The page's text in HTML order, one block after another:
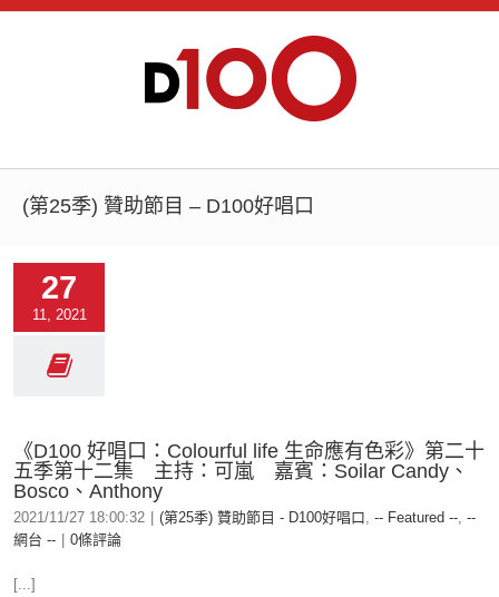
(第25季) 贊助節目 – D100好唱口
27
11, 2021
《D100 好唱口：Colourful life 生命應有色彩》第二十
五季第十二集 主持：可嵐 嘉賓：Soilar Candy、
Bosco、Anthony
2021/11/27 18:00:32 (第25季) 贊助節目 - D100好唱口, -- Featured --, --
網台 --
0條評論
[...]